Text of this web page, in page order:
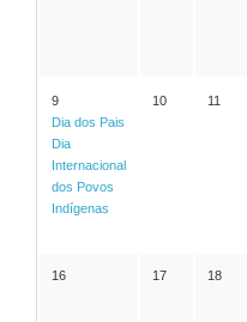
9
Dia dos Pais
Dia
Internacional
dos Povos
Indígenas
10 11
16 17 18